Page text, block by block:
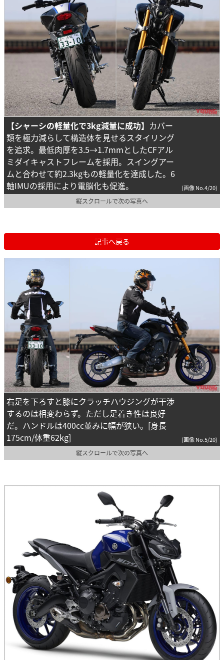
【シャーシの軽量化で3kg減量に成功】 カバー
類を極力減らして構造体を見せるスタイリング
を追求。最低肉厚を3.5→1.7mmとしたCFアル
ミダイキャストフレームを採用。スイングアー
ムと合わせて約2.3kgもの軽量化を達成した。6
軸IMUの採用により電脳化も促進。
(画像 No.4/20)
縦スクロールで次の写真へ
記事へ戻る
右足を下ろすと膝にクラッチハウジングが干渉
するのは相変わらず。ただし足着き性は良好
だ。ハンドルは400cc並みに幅が狭い。[身長
175cm/体重62kg]
(画像 No.5/20)
縦スクロールで次の写真へ